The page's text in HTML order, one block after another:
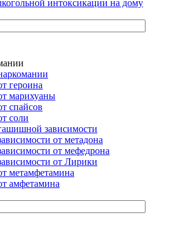
интоксикации на дому
героина
марихуаны
спайсов
соли
зависимости
от метадона
от мефедрона
от Лирики
метамфетамина
амфетамина